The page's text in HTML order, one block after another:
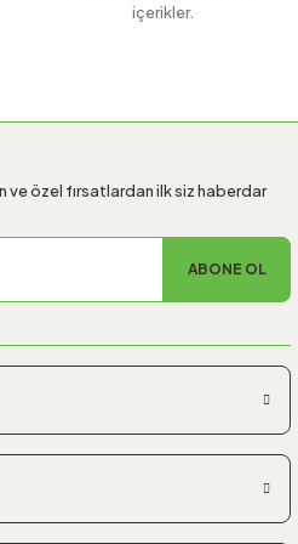
içerikler.
ve özel fırsatlardan ilk siz haberdar
ABONE OL